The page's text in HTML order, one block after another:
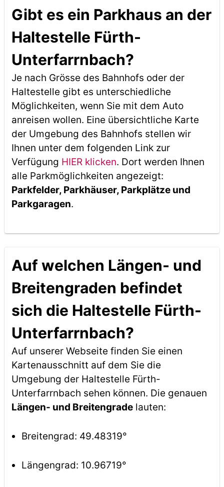
Gibt es ein Parkhaus an der
Haltestelle Fürth-
Unterfarrnbach?
Je nach Grösse des Bahnhofs oder der
Haltestelle gibt es unterschiedliche
Möglichkeiten, wenn Sie mit dem Auto
anreisen wollen. Eine übersichtliche Karte
der Umgebung des Bahnhofs stellen wir
Ihnen unter dem folgenden Link zur
Verfügung HIER klicken. Dort werden Ihnen
alle Parkmöglichkeiten angezeigt:
Parkfelder, Parkhäuser, Parkplätze und
Parkgaragen.
Auf welchen Längen- und
Breitengraden befindet
sich die Haltestelle Fürth-
Unterfarrnbach?
Auf unserer Webseite finden Sie einen
Kartenausschnitt auf dem Sie die
Umgebung der Haltestelle Fürth-
Unterfarrnbach sehen können. Die genauen
Längen- und Breitengradelauten:
Breitengrad: 49.48319°
Längengrad: 10.96719°